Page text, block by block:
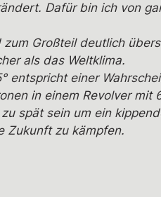
Dafür bin ich von
zum Großteil deutlich
als das Weltklima.
entspricht einer
in einem Revolver
spät sein um ein
Zukunft zu kämpfen.